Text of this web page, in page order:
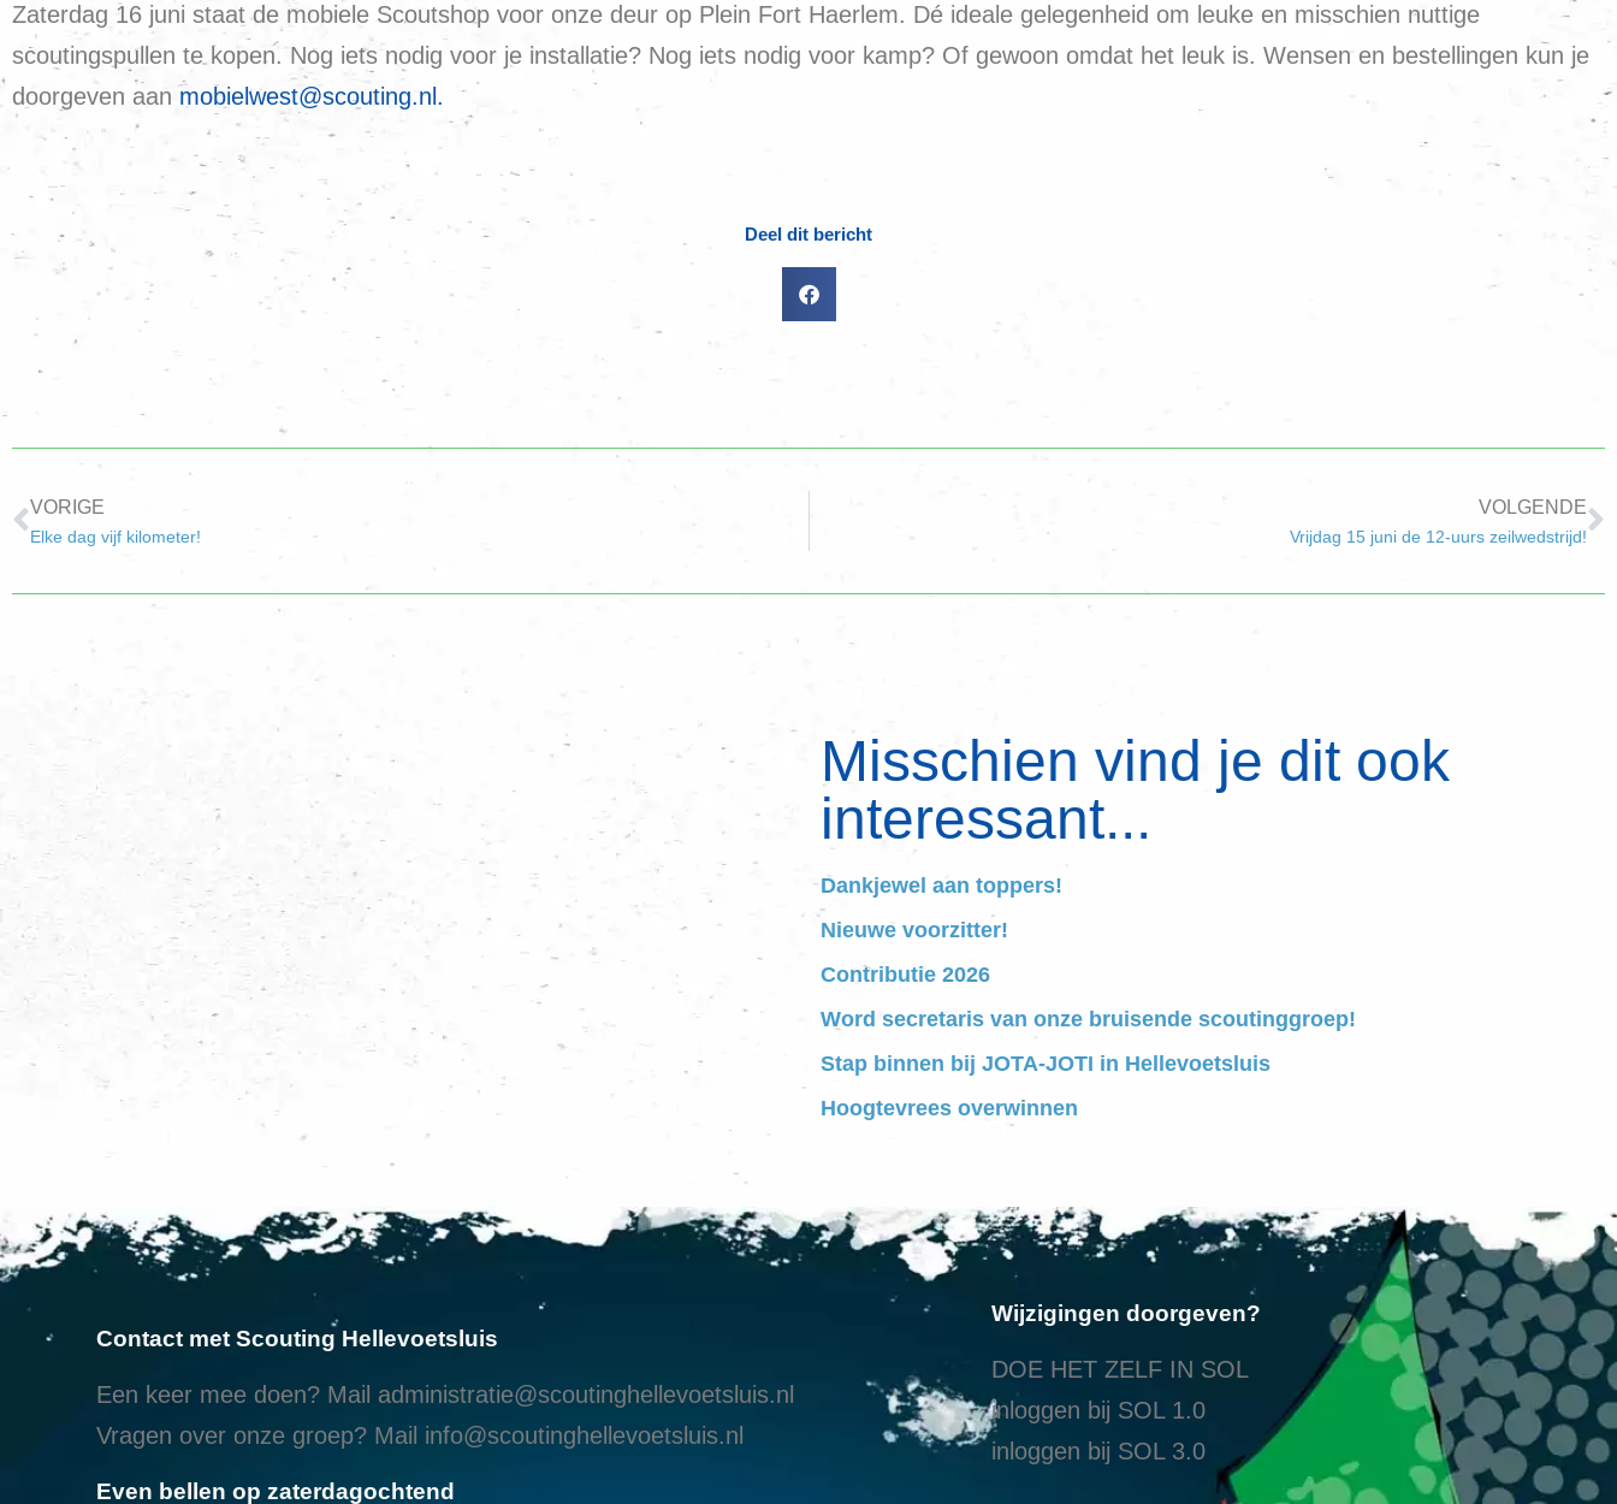
Zaterdag 16 juni staat de mobiele Scoutshop voor onze deur op Plein Fort Haerlem. Dé ideale gelegenheid om leuke en misschien nuttige
scoutingspullen te kopen. Nog iets nodig voor je installatie? Nog iets nodig voor kamp? Of gewoon omdat het leuk is. Wensen en bestellingen kun je
doorgeven aan mobielwest@scouting.nl.
Deel dit bericht
VORIGE
Elke dag vijf kilometer!
VOLGENDE
Vrijdag 15 juni de 12-uurs zeilwedstrijd!
Misschien vind je dit ook
interessant...
Dankjewel aan toppers!
Nieuwe voorzitter!
Contributie 2026
Word secretaris van onze bruisende scoutinggroep!
Stap binnen bij JOTA-JOTI in Hellevoetsluis
Hoogtevrees overwinnen
Contact met Scouting Hellevoetsluis
Een keer mee doen? Mail administratie@scoutinghellevoetsluis.nl
Vragen over onze groep? Mail info@scoutinghellevoetsluis.nl
Even bellen op zaterdagochtend
Wijzigingen doorgeven?
DOE HET ZELF IN SOL
inloggen bij SOL 1.0
inloggen bij SOL 3.0